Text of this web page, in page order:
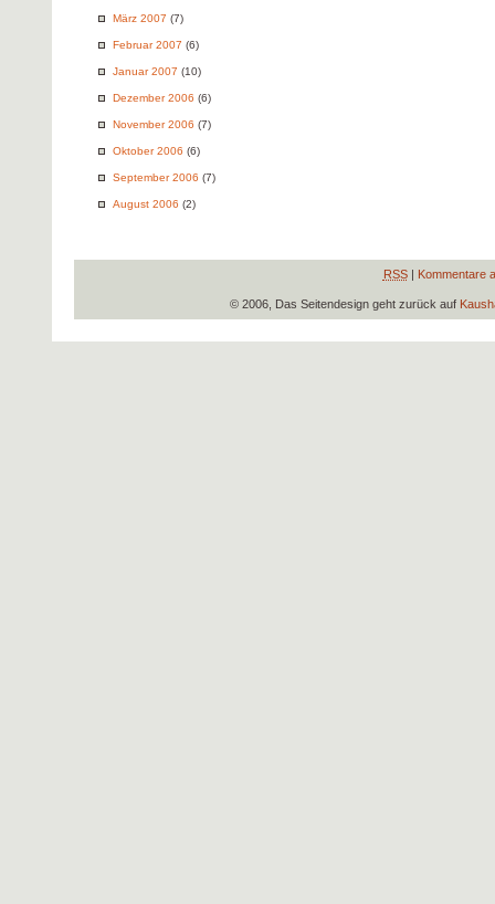
März 2007 (7)
Februar 2007 (6)
Januar 2007 (10)
Dezember 2006 (6)
November 2006 (7)
Oktober 2006 (6)
September 2006 (7)
August 2006 (2)
RSS| Kommentare
© 2006, Das Seitendesign geht zurück auf